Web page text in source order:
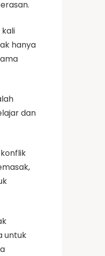
hanya
dan
untuk